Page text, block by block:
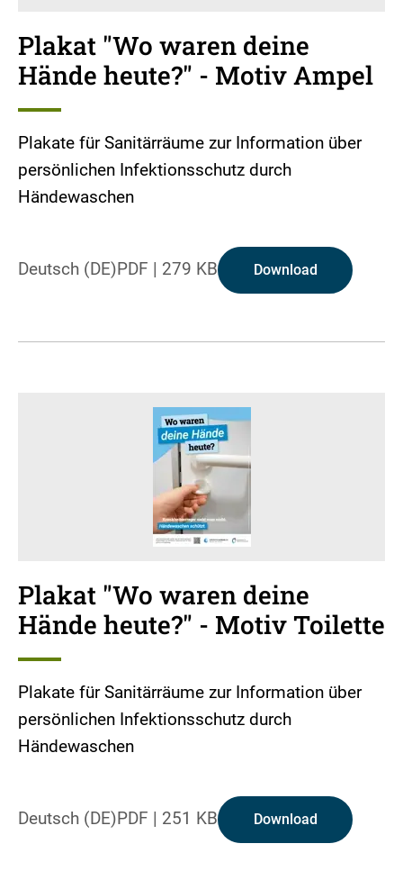
Plakat "Wo waren deine
Hände heute?" - Motiv Ampel
Plakate für Sanitärräume zur Information über
persönlichen Infektionsschutz durch
Händewaschen
Deutsch (DE)PDF | 279 KB Download
Plakat "Wo waren deine
Hände heute?" - Motiv Toilette
Plakate für Sanitärräume zur Information über
persönlichen Infektionsschutz durch
Händewaschen
Deutsch (DE)PDF | 251 KB Download